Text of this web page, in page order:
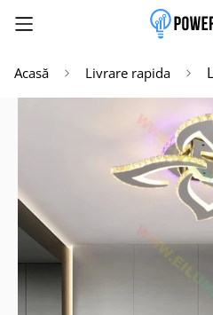
Acasă Livrare rapida
Activează